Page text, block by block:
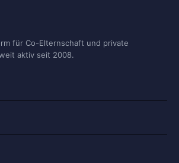
für Co-Elternschaft und private
aktiv seit 2008.